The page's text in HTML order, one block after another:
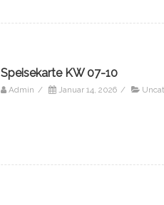
Speisekarte KW 07-10
Admin / Januar 14, 2026 /